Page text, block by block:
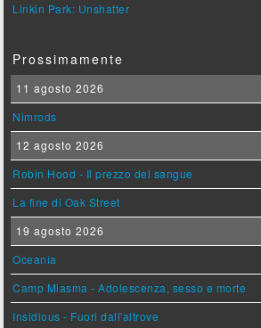
Linkin Park: Unshatter
Prossimamente
11 agosto 2026
Nimrods
12 agosto 2026
Robin Hood - Il prezzo del sangue
La fine di Oak Street
19 agosto 2026
Oceania
Camp Miasma - Adolescenza, sesso e morte
Insidious - Fuori dall'altrove